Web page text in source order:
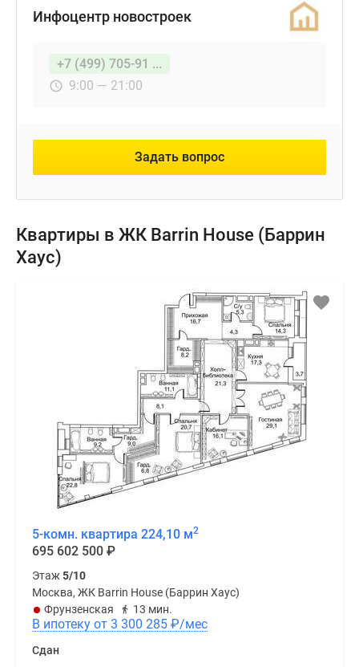
Инфоцентр новостроек
+7 (499) 705-91 ...
9:00 — 21:00
Задать вопрос
Квартиры в ЖК Barrin House (Баррин
Хаус)
5-комн. квартира 224,10 м2
695 602 500 ₽
Этаж 5/10
Москва, ЖК Barrin House (Баррин Хаус)
Фрунзенская
13 мин.
В ипотеку от 3 300 285 ₽/мес
Сдан